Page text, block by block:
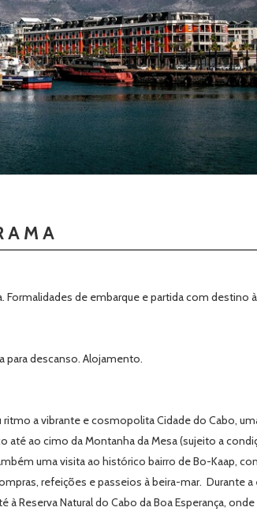
de embarque e partida com destino
para descanso. Alojamento.
a vibrante e cosmopolita Cidade do Cabo,
até ao cimo da Montanha da Mesa (sujeito a
uma visita ao histórico bairro de Bo-Kaap,
refeições e passeios à beira-mar. Durante
à Reserva Natural do Cabo da Boa Esperança,